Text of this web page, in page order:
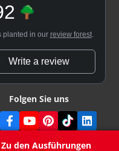
Zu den Ausführungen
planted in our review forest.
Write a review
Folgen Sie uns